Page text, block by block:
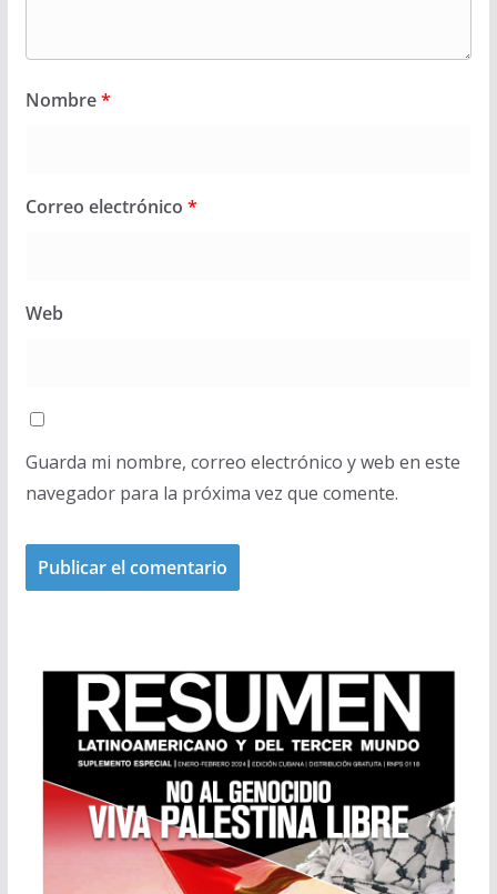
Nombre*
Correo electrónico *
Web
Guarda mi nombre, correo electrónico y web en este
navegador para la próxima vez que comente.